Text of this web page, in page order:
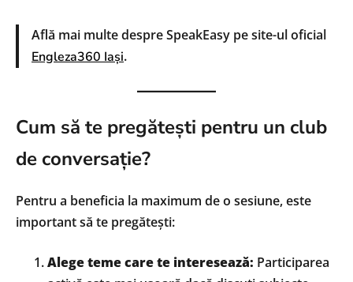
Află mai multe despre SpeakEasy pe site-ul oficial
Engleza360 Iași.
Cum să te pregătești pentru un club
de conversație?
Pentru a beneficia la maximum de o sesiune, este
important să te pregătești:
Alege teme care te interesează: Participarea